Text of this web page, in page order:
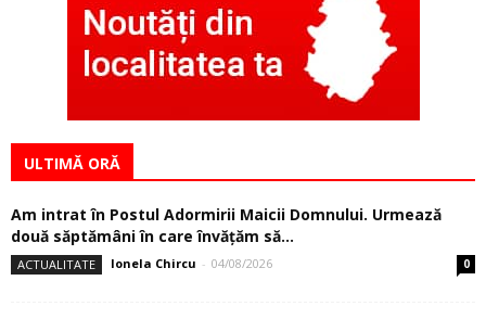
ULTIMĂ ORĂ
Am intrat în Postul Adormirii Maicii Domnului. Urmează
două săptămâni în care învăţăm să...
ACTUALITATE Ionela Chircu - 04/08/2026 0